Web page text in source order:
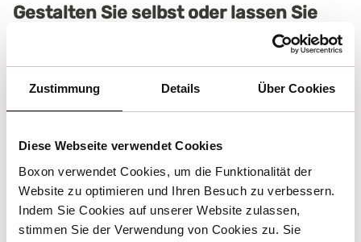
Zustimmung Details Über Cookies
Diese Webseite verwendet Cookies
Boxon verwendet Cookies, um die Funktionalität der
Website zu optimieren und Ihren Besuch zu verbessern.
Indem Sie Cookies auf unserer Website zulassen,
stimmen Sie der Verwendung von Cookies zu. Sie
Gestalten Sie selbst oder lassen Sie
sich von unserer Inhouse-Abteilung
Das Design des Etiketts wird immer wichtiger, oft
ist es ein Teil des Produkts und schafft einen
einem Fokus auf Design und Profil kann unsere
Inhouse-Abteilung Design & Prepress Ihrem
Unternehmen helfen, die Etiketten zu entwickeln,
die Ihre Marke am besten widerspiegeln.